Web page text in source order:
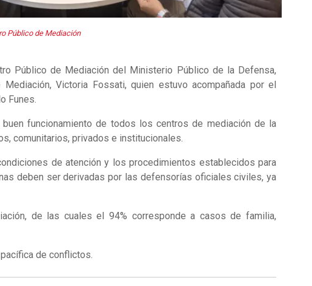
Público de Mediación
Público de Mediación del Ministerio Público de la Defensa,
Victoria Fossati, quien estuvo acompañada por el
Funes.
funcionamiento de todos los centros de mediación de la
comunitarios, privados e institucionales.
de atención y los procedimientos establecidos para
deben ser derivadas por las defensorías oficiales civiles, ya
de las cuales el 94% corresponde a casos de familia,
de conflictos.